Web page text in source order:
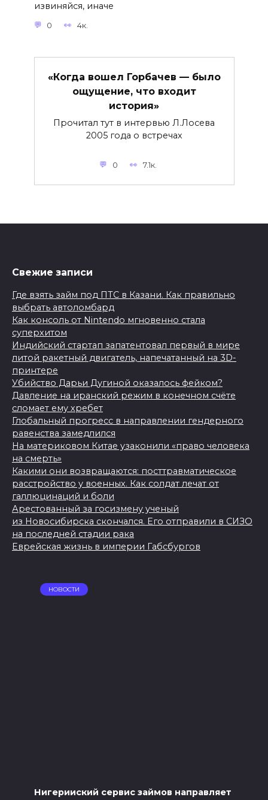
извиняйся, иначе
0 4к.
«Когда вошел Горбачев — было
ощущение, что входит
история»
Прочитал тут в интервью Л.Лосева
2005 года о встречах
0 7.1к.
Свежие записи
Где взять займ под ПТС в Казани. Как правильно
выбрать автоломбард
Как консоль от Nintendo мгновенно стала
суперхитом
Индийский стартап запатентовал первый в мире
литой ракетный двигатель, напечатанный на 3D-
принтере
Убийство Дарьи Дугиной оказалось фейком?
Давление на иранский режим в конечном счёте
сломает ему хребет
Глобальный прогресс в направлении гендерного
равенства замедлился
На материковом Китае узаконили «право человека
на смерть»
Какими они возвращаются: посттравматическое
расстройство у военных. Как солдат лечат от
галлюцинаций и боли
Арестованный за госизмену ученый
из Новосибирска скончался. Его отправили в СИЗО
на последней стадии рака
Еврейская жизнь в империи Габсбургов
НОВОСТИ
Нигерииский сервис займов направляет